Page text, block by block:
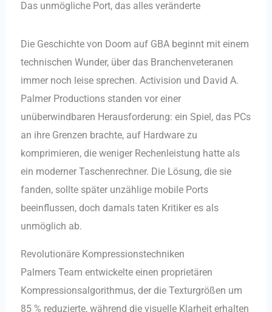
Das unmögliche Port, das alles veränderte
Die Geschichte von Doom auf GBA beginnt mit einem
technischen Wunder, über das Branchenveteranen
immer noch leise sprechen. Activision und David A.
Palmer Productions standen vor einer
unüberwindbaren Herausforderung: ein Spiel, das PCs
an ihre Grenzen brachte, auf Hardware zu
komprimieren, die weniger Rechenleistung hatte als
ein moderner Taschenrechner. Die Lösung, die sie
fanden, sollte später unzählige mobile Ports
beeinflussen, doch damals taten Kritiker es als
unmöglich ab.
Revolutionäre Kompressionstechniken
Palmers Team entwickelte einen proprietären
Kompressionsalgorithmus, der die Texturgrößen um
85 % reduzierte, während die visuelle Klarheit erhalten